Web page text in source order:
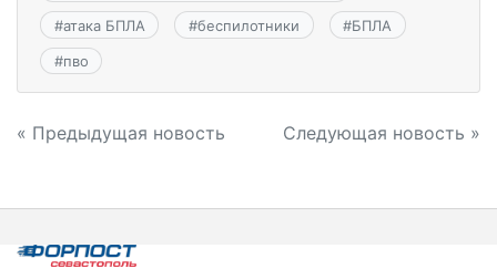
#атака БПЛА #беспилотники #БПЛА
#пво
Навигация
записям
« Предыдущая новость Следующая новость »